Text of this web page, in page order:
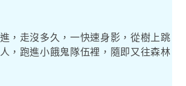
，走沒多久，一快速身影，從樹上跳
，跑進小餓鬼隊伍裡，隨即又往森林